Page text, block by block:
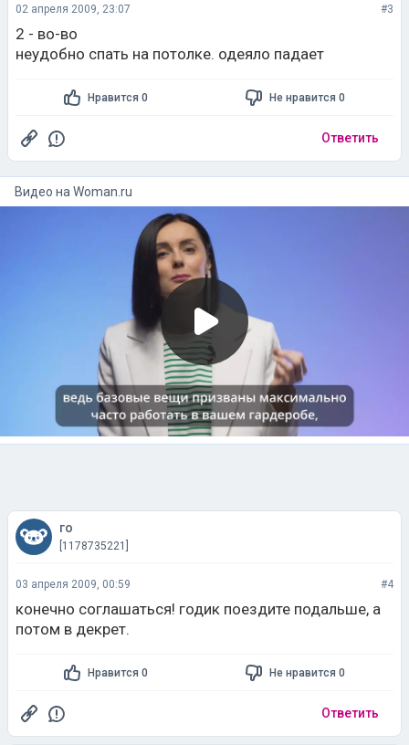
02 апреля 2009, 23:07 #3
2 - во-во
неудобно спать на потолке. одеяло падает
Нравится 0 Не нравится 0
Ответить
Видео на woman.ru
го
[1178735221]
03 апреля 2009, 00:59 #4
конечно соглашаться! годик поездите подальше, а
потом в декрет.
Нравится 0 Не нравится 0
Ответить